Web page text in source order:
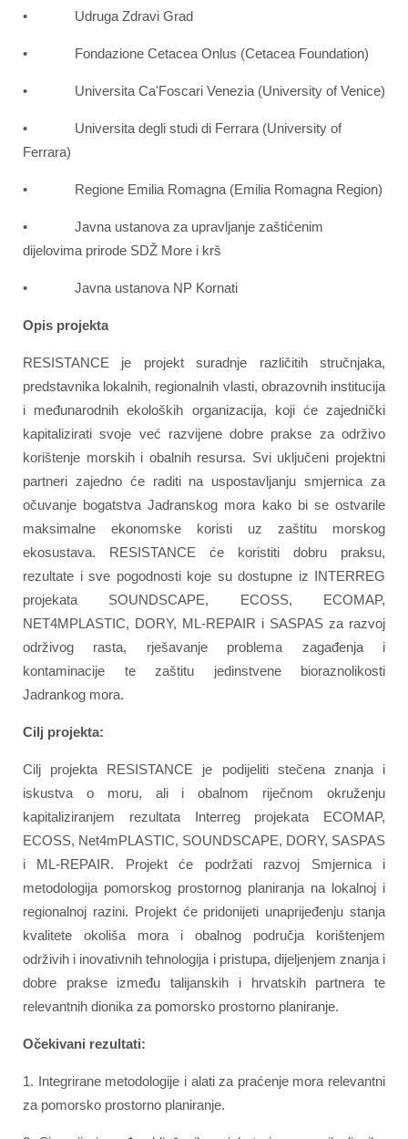
• Udruga Zdravi Grad
• Fondazione Cetacea Onlus (Cetacea Foundation)
• Universita Ca'Foscari Venezia (University of Venice)
• Universita degli studi di Ferrara (University of
Ferrara)
• Regione Emilia Romagna (Emilia Romagna Region)
• Javna ustanova za upravljanje zaštićenim
dijelovima prirode SDŽ More i krš
• Javna ustanova NP Kornati
Opis projekta
RESISTANCE je projekt suradnje različitih stručnjaka,
predstavnika lokalnih, regionalnih vlasti, obrazovnih institucija
i međunarodnih ekoloških organizacija, koji će zajednički
kapitalizirati svoje već razvijene dobre prakse za održivo
korištenje morskih i obalnih resursa. Svi uključeni projektni
partneri zajedno će raditi na uspostavljanju smjernica za
očuvanje bogatstva Jadranskog mora kako bi se ostvarile
maksimalne ekonomske koristi uz zaštitu morskog
ekosustava. RESISTANCE će koristiti dobru praksu,
rezultate i sve pogodnosti koje su dostupne iz INTERREG
projekata SOUNDSCAPE, ECOSS, ECOMAP,
NET4MPLASTIC, DORY, ML-REPAIR i SASPAS za razvoj
održivog rasta, rješavanje problema zagađenja i
kontaminacije te zaštitu jedinstvene bioraznolikosti
Jadrankog mora.
Cilj projekta:
Cilj projekta RESISTANCE je podijeliti stečena znanja i
iskustva o moru, ali i obalnom riječnom okruženju
kapitaliziranjem rezultata Interreg projekata ECOMAP,
ECOSS, Net4mPLASTIC, SOUNDSCAPE, DORY, SASPAS
i ML-REPAIR. Projekt će podržati razvoj Smjernica i
metodologija pomorskog prostornog planiranja na lokalnoj i
regionalnoj razini. Projekt će pridonijeti unaprijeđenju stanja
kvalitete okoliša mora i obalnog područja korištenjem
održivih i inovativnih tehnologija i pristupa, dijeljenjem znanja i
dobre prakse između talijanskih i hrvatskih partnera te
relevantnih dionika za pomorsko prostorno planiranje.
Očekivani rezultati:
1. Integrirane metodologije i alati za praćenje mora relevantni
za pomorsko prostorno planiranje.